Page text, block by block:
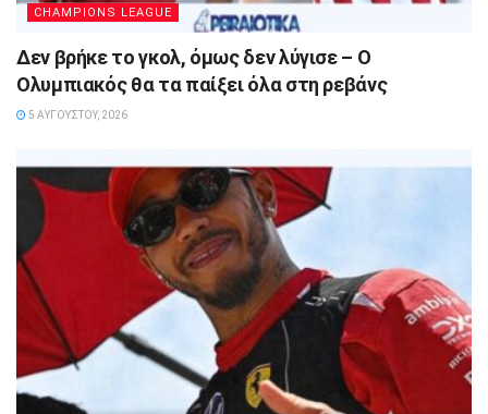
CHAMPIONS LEAGUE
Δεν βρήκε το γκολ, όμως δεν λύγισε – Ο
Ολυμπιακός θα τα παίξει όλα στη ρεβάνς
5 ΑΥΓΟΎΣΤΟΥ, 2026